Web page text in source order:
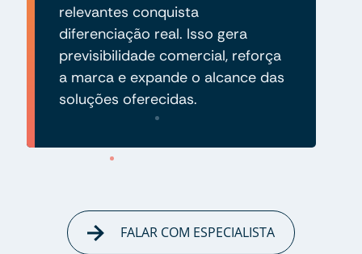
relevantes conquista
diferenciação real. Isso gera
previsibilidade comercial, reforça
a marca e expande o alcance das
soluções oferecidas.
FALAR COM ESPECIALISTA